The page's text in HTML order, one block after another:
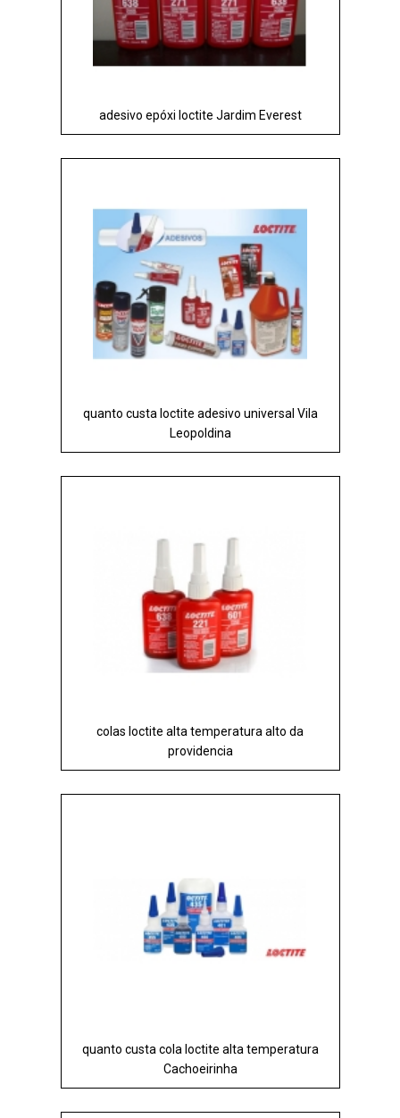
adesivo epóxi loctite Jardim Everest
quanto custa loctite adesivo universal Vila
Leopoldina
colas loctite alta temperatura alto da
providencia
quanto custa cola loctite alta temperatura
Cachoeirinha